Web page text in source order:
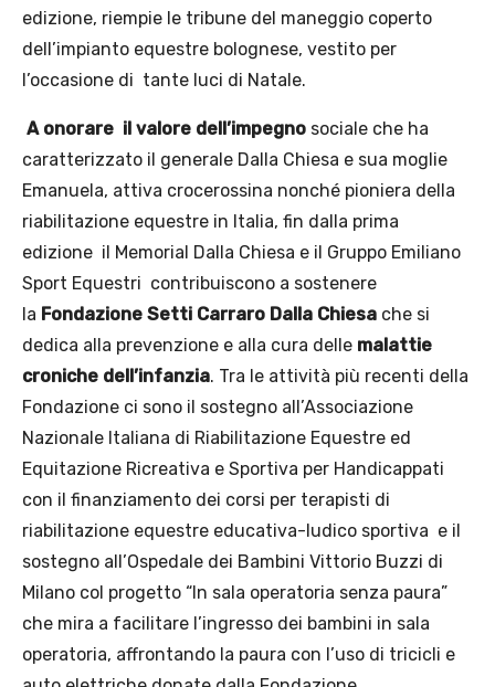
edizione, riempie le tribune del maneggio coperto
dell’impianto equestre bolognese, vestito per
l’occasione di tante luci di Natale.
A onorare il valore dell’impegno sociale che ha
caratterizzato il generale Dalla Chiesa e sua moglie
Emanuela, attiva crocerossina nonché pioniera della
riabilitazione equestre in Italia, fin dalla prima
edizione il Memorial Dalla Chiesa e il Gruppo Emiliano
Sport Equestri contribuiscono a sostenere
la Fondazione Setti Carraro Dalla Chiesa che si
dedica alla prevenzione e alla cura delle malattie
croniche dell’infanzia. Tra le attività più recenti della
Fondazione ci sono il sostegno all’Associazione
Nazionale Italiana di Riabilitazione Equestre ed
Equitazione Ricreativa e Sportiva per Handicappati
con il finanziamento dei corsi per terapisti di
riabilitazione equestre educativa-ludico sportiva e il
sostegno all’Ospedale dei Bambini Vittorio Buzzi di
Milano col progetto “In sala operatoria senza paura”
che mira a facilitare l’ingresso dei bambini in sala
operatoria, affrontando la paura con l’uso di tricicli e